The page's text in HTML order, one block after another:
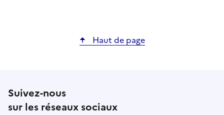
Haut de page
Suivez-nous
sur les réseaux sociaux